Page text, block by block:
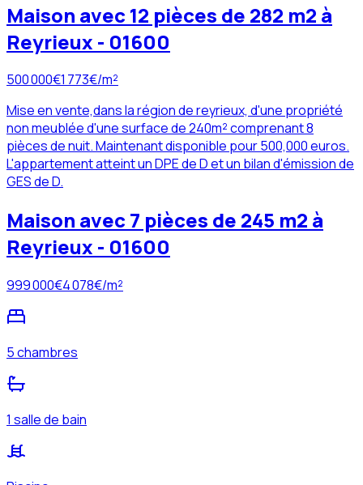
Maison avec 12 pièces de 282 m2 à
Reyrieux - 01600
500 000€1 773€/m²
Mise en vente,dans la région de reyrieux, d'une propriété
non meublée d'une surface de 240m² comprenant 8
pièces de nuit. Maintenant disponible pour 500,000 euros.
L'appartement atteint un DPE de D et un bilan d'émission de
GES de D.
Maison avec 7 pièces de 245 m2 à
Reyrieux - 01600
999 000€4 078€/m²
5 chambres
1 salle de bain